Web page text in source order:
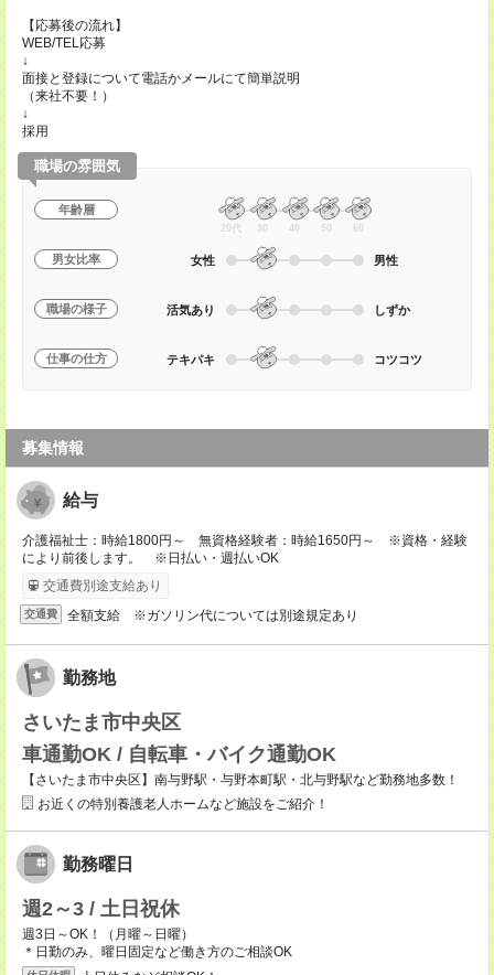
【応募後の流れ】
WEB/TEL応募
↓
面接と登録について電話かメールにて簡単説明
（来社不要！）
↓
採用
職場の雰囲気
年齢層
20代 30 40 50 60
男女比率 女性 男性
職場の様子 活気あり しずか
仕事の仕方 テキパキ コツコツ
募集情報
給与
介護福祉士：時給1800円～ 無資格経験者：時給1650円～ ※資格・経験
により前後します。 ※日払い・週払いOK
交通費別途支給あり
交通費 全額支給 ※ガソリン代については別途規定あり
勤務地
さいたま市中央区
車通勤OK / 自転車・バイク通勤OK
【さいたま市中央区】南与野駅・与野本町駅・北与野駅など勤務地多数！
お近くの特別養護老人ホームなど施設をご紹介！
勤務曜日
週2～3 / 土日祝休
週3日～OK！（月曜～日曜）
＊日勤のみ、曜日固定など働き方のご相談OK